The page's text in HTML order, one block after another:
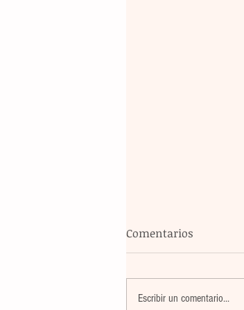
Comentarios
Escribir un comentario...